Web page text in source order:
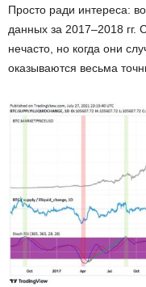
Просто ради интереса:
данных за 2017–2018 гг.
нечасто, но когда они
оказываются весьма